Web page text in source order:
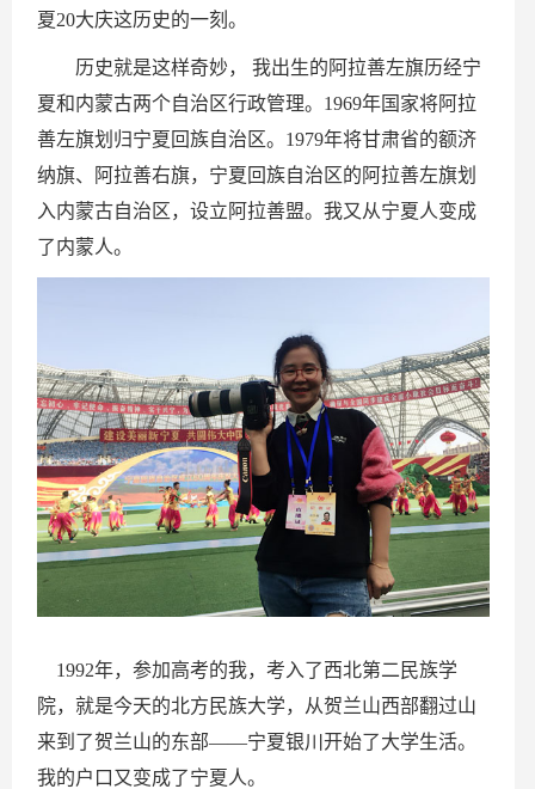
夏20大庆这历史的一刻。
历史就是这样奇妙， 我出生的阿拉善左旗历经宁
夏和内蒙古两个自治区行政管理。1969年国家将阿拉
善左旗划归宁夏回族自治区。1979年将甘肃省的额济
纳旗、阿拉善右旗，宁夏回族自治区的阿拉善左旗划
入内蒙古自治区，设立阿拉善盟。我又从宁夏人变成
了内蒙人。
1992年，参加高考的我，考入了西北第二民族学
院，就是今天的北方民族大学，从贺兰山西部翻过山
来到了贺兰山的东部——宁夏银川开始了大学生活。
我的户口又变成了宁夏人。